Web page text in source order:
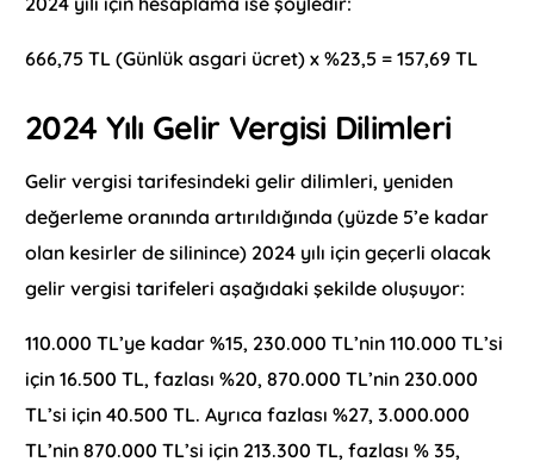
666,75 TL (Günlük asgari ücret) x %23,5 = 157,69 TL
2024 Yılı Gelir Vergisi Dilimleri
Gelir vergisi tarifesindeki gelir dilimleri, yeniden
değerleme oranında artırıldığında (yüzde 5’e kadar
olan kesirler de silinince) 2024 yılı için geçerli olacak
gelir vergisi tarifeleri aşağıdaki şekilde oluşuyor:
110.000 TL’ye kadar %15, 230.000 TL’nin 110.000 TL’si
için 16.500 TL, fazlası %20, 870.000 TL’nin 230.000
TL’si için 40.500 TL. Ayrıca fazlası %27, 3.000.000
TL’nin 870.000 TL’si için 213.300 TL, fazlası % 35,